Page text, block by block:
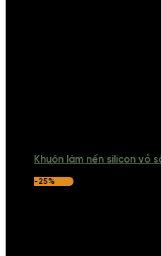
Khuôn làm nến silicon vỏ
-25%